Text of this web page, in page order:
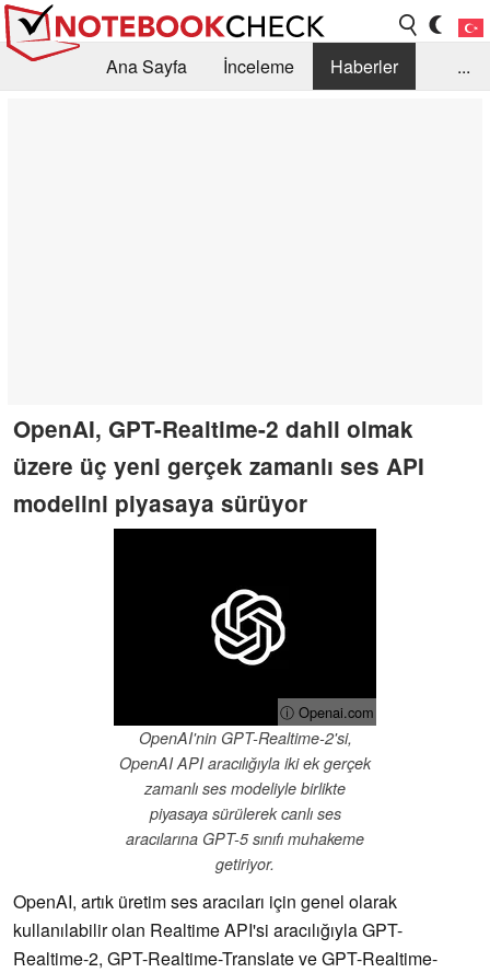
Ana Sayfa İnceleme
Haberler
...
OpenAI, GPT-Realtime-2 dahil olmak
üzere üç yeni gerçek zamanlı ses API
modelini piyasaya sürüyor
ⓘ Openai.com
OpenAI'nin GPT-Realtime-2'si,
OpenAI API aracılığıyla iki ek gerçek
zamanlı ses modeliyle birlikte
piyasaya sürülerek canlı ses
aracılarına GPT-5 sınıfı muhakeme
getiriyor.
OpenAI, artık üretim ses aracıları için genel olarak
kullanılabilir olan Realtime API'si aracılığıyla GPT-
Realtime-2, GPT-Realtime-Translate ve GPT-Realtime-